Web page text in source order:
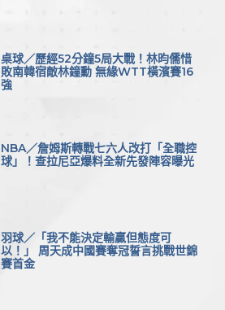
桌球／歷經52分鐘5局大戰！林昀儒惜
敗南韓宿敵林鐘勳 無緣WTT橫濱賽16
強
NBA／詹姆斯轉戰七六人改打「全職控
球」！查拉尼亞爆料全新先發陣容曝光
羽球／「我不能決定輸贏但態度可
以！」 周天成中國賽奪冠誓言挑戰世錦
賽首金